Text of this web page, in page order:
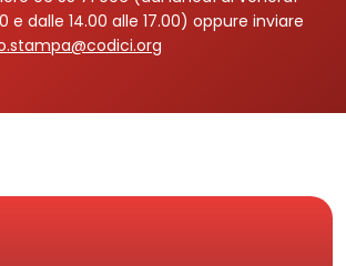
e dalle 14.00 alle 17.00) oppure inviare